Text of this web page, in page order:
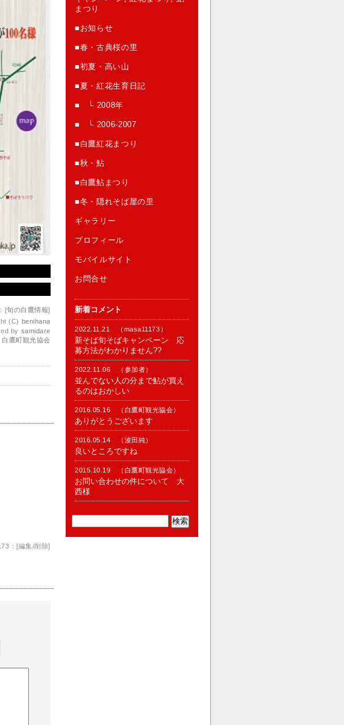
[旬の白鷹情報]
(C) benihana
by samidare
白鷹町観光協会
：[編集/削除]
まつり
■お知らせ
■春・古典桜の里
■初夏・高い山
■夏・紅花生育日記
■ └ 2008年
■ └ 2006-2007
■白鷹紅花まつり
■秋・鮎
■白鷹鮎まつり
■冬・隠れそば屋の里
ギャラリー
プロフィール
モバイルサイト
お問合せ
新着コメント
2022.11.21 （masa11173）
新そば旬そばキャンペーン 応
募方法がわかりません??
2022.11.06 （参加者）
並んでない人の分まで鮎が買え
るのはおかしい
2016.05.16 （白鷹町観光協会）
ありがとうございます
2016.05.14 （波田純）
良いところですね
2015.10.19 （白鷹町観光協会）
お問い合わせの件について 大
西様